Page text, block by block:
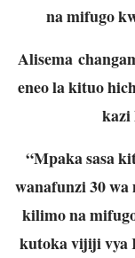
na mifugo
Alisema
eneo la kituo
kazi
“Mpaka sasa
wanafunzi 30
kilimo na
kutoka vijiji vya